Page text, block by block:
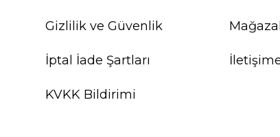
Gizlilik ve Güvenlik
İptal İade Şartları
KVKK Bildirimi